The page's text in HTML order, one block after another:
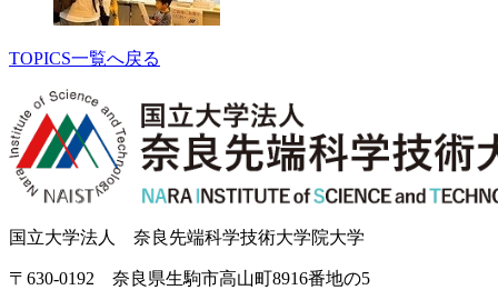
TOPICS一覧へ戻る
国立大学法人 奈良先端科学技術大学院大学
〒630-0192 奈良県生駒市高山町8916番地の5